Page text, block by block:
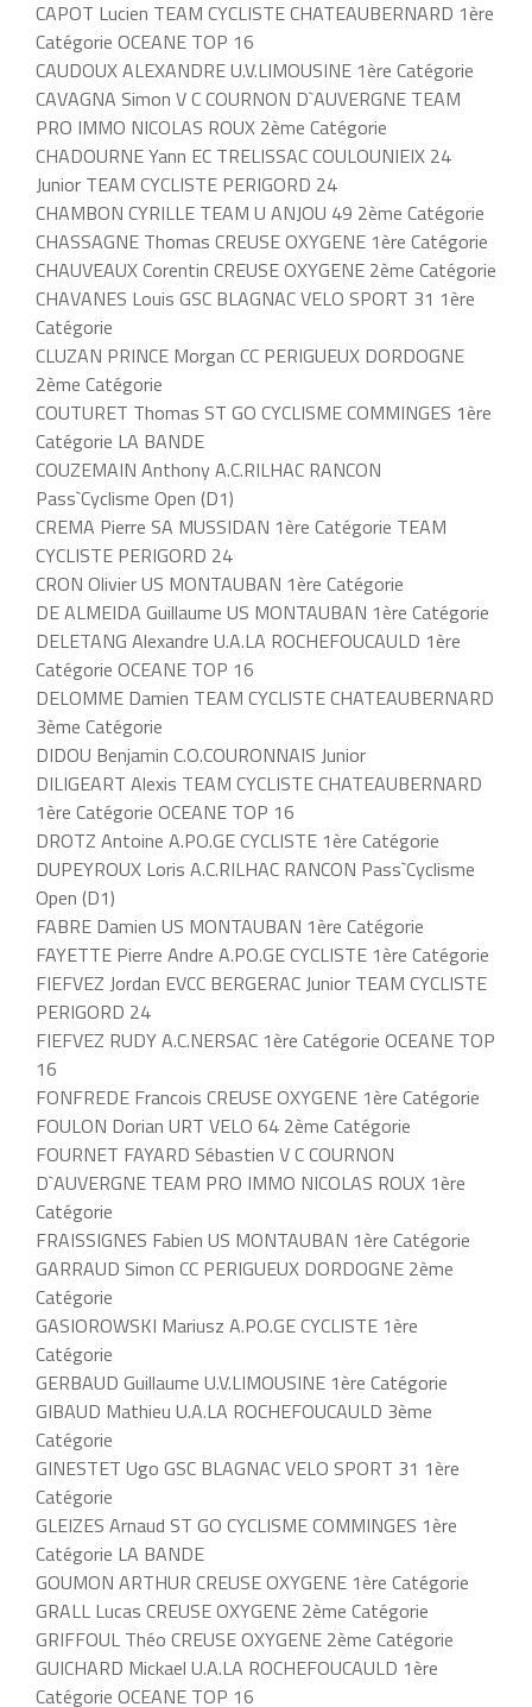
CAPOT Lucien TEAM CYCLISTE CHATEAUBERNARD 1ère
Catégorie OCEANE TOP 16
CAUDOUX ALEXANDRE U.V.LIMOUSINE 1ère Catégorie
CAVAGNA Simon V C COURNON D`AUVERGNE TEAM
PRO IMMO NICOLAS ROUX 2ème Catégorie
CHADOURNE Yann EC TRELISSAC COULOUNIEIX 24
Junior TEAM CYCLISTE PERIGORD 24
CHAMBON CYRILLE TEAM U ANJOU 49 2ème Catégorie
CHASSAGNE Thomas CREUSE OXYGENE 1ère Catégorie
CHAUVEAUX Corentin CREUSE OXYGENE 2ème Catégorie
CHAVANES Louis GSC BLAGNAC VELO SPORT 31 1ère
Catégorie
CLUZAN PRINCE Morgan CC PERIGUEUX DORDOGNE
2ème Catégorie
COUTURET Thomas ST GO CYCLISME COMMINGES 1ère
Catégorie LA BANDE
COUZEMAIN Anthony A.C.RILHAC RANCON
Pass`Cyclisme Open (D1)
CREMA Pierre SA MUSSIDAN 1ère Catégorie TEAM
CYCLISTE PERIGORD 24
CRON Olivier US MONTAUBAN 1ère Catégorie
DE ALMEIDA Guillaume US MONTAUBAN 1ère Catégorie
DELETANG Alexandre U.A.LA ROCHEFOUCAULD 1ère
Catégorie OCEANE TOP 16
DELOMME Damien TEAM CYCLISTE CHATEAUBERNARD
3ème Catégorie
DIDOU Benjamin C.O.COURONNAIS Junior
DILIGEART Alexis TEAM CYCLISTE CHATEAUBERNARD
1ère Catégorie OCEANE TOP 16
DROTZ Antoine A.PO.GE CYCLISTE 1ère Catégorie
DUPEYROUX Loris A.C.RILHAC RANCON Pass`Cyclisme
Open (D1)
FABRE Damien US MONTAUBAN 1ère Catégorie
FAYETTE Pierre Andre A.PO.GE CYCLISTE 1ère Catégorie
FIEFVEZ Jordan EVCC BERGERAC Junior TEAM CYCLISTE
PERIGORD 24
FIEFVEZ RUDY A.C.NERSAC 1ère Catégorie OCEANE TOP
16
FONFREDE Francois CREUSE OXYGENE 1ère Catégorie
FOULON Dorian URT VELO 64 2ème Catégorie
FOURNET FAYARD Sébastien V C COURNON
D`AUVERGNE TEAM PRO IMMO NICOLAS ROUX 1ère
Catégorie
FRAISSIGNES Fabien US MONTAUBAN 1ère Catégorie
GARRAUD Simon CC PERIGUEUX DORDOGNE 2ème
Catégorie
GASIOROWSKI Mariusz A.PO.GE CYCLISTE 1ère
Catégorie
GERBAUD Guillaume U.V.LIMOUSINE 1ère Catégorie
GIBAUD Mathieu U.A.LA ROCHEFOUCAULD 3ème
Catégorie
GINESTET Ugo GSC BLAGNAC VELO SPORT 31 1ère
Catégorie
GLEIZES Arnaud ST GO CYCLISME COMMINGES 1ère
Catégorie LA BANDE
GOUMON ARTHUR CREUSE OXYGENE 1ère Catégorie
GRALL Lucas CREUSE OXYGENE 2ème Catégorie
GRIFFOUL Théo CREUSE OXYGENE 2ème Catégorie
GUICHARD Mickael U.A.LA ROCHEFOUCAULD 1ère
Catégorie OCEANE TOP 16